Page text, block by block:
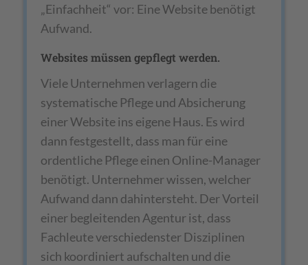
„Einfachheit“ vor: Eine Website benötigt
Aufwand.
Websites müssen gepflegt werden.
Viele Unternehmen verlagern die
systematische Pflege und Absicherung
einer Website ins eigene Haus. Es wird
dann festgestellt, dass man für eine
ordentliche Pflege einen Online-Manager
benötigt. Unternehmer wissen, welcher
Aufwand dann dahintersteht. Der Vorteil
einer begleitenden Agentur ist, dass
Fachleute verschiedenster Disziplinen
sich koordiniert aufschalten und die